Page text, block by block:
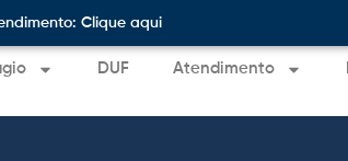
DUF Atendimento
Clique aqui